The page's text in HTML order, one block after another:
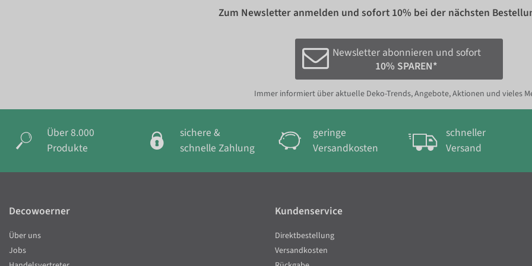
Zum Newsletter anmelden und sofort 10% bei der nächsten
Newsletter abonnieren und sofort
10% SPAREN*
Immer informiert über aktuelle Deko-Trends, Angebote, Aktionen und vieles
Über 8.000
Produkte
sichere &
schnelle Zahlung
geringe
Versandkosten
schneller
Versand
Decowoerner
Über uns
Jobs
Kundenservice
Direktbestellung
Versandkosten